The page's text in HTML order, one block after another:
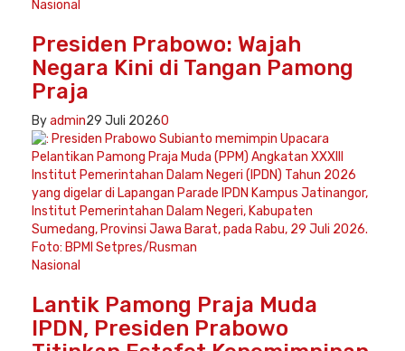
Nasional
Presiden Prabowo: Wajah
Negara Kini di Tangan Pamong
Praja
Byadmin29 Juli 20260
Nasional
Lantik Pamong Praja Muda
IPDN, Presiden Prabowo